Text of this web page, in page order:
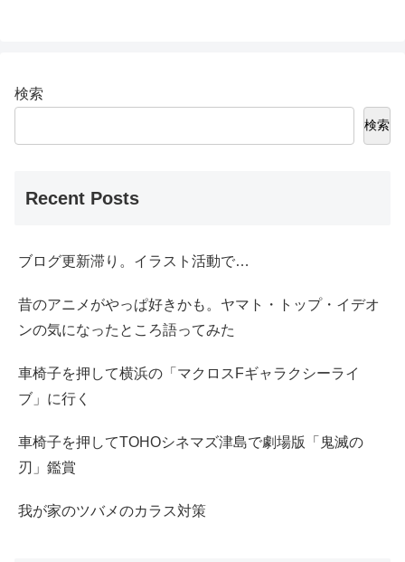
検索
検索
Recent Posts
ブログ更新滞り。イラスト活動で…
昔のアニメがやっぱ好きかも。ヤマト・トップ・イデオ
ンの気になったところ語ってみた
車椅子を押して横浜の「マクロスFギャラクシーライ
ブ」に行く
車椅子を押してTOHOシネマズ津島で劇場版「鬼滅の
刃」鑑賞
我が家のツバメのカラス対策